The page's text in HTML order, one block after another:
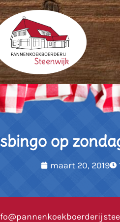
op
maart 20, 2019